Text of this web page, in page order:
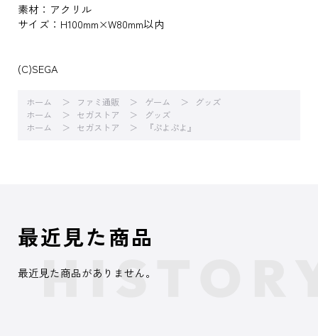
素材：アクリル
サイズ：H100mm×W80mm以内
(C)SEGA
ホーム ファミ通販 ゲーム
グッズ
ホーム
セガストア
グッズ
ホーム
セガストア 『ぷよぷよ』
最近見た商品
最近見た商品がありません。